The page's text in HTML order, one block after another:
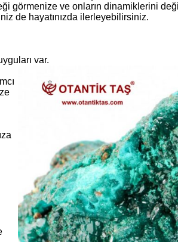
görmenize ve onların dinamiklerini
de hayatınızda ilerleyebilirsiniz.
var.